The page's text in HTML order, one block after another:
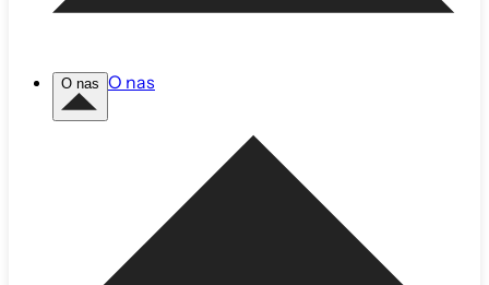
O nas O nas